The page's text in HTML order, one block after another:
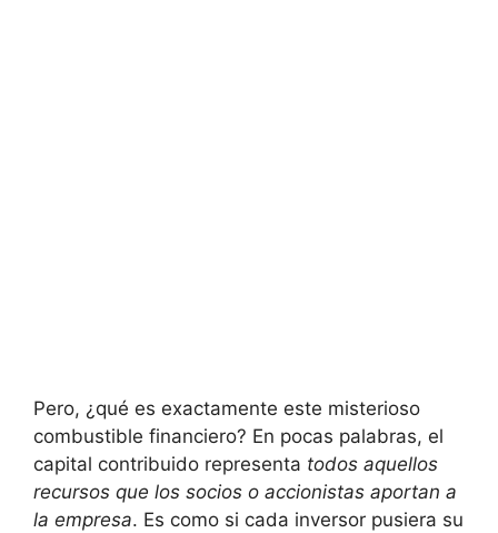
Pero, ¿qué es exactamente este misterioso
combustible financiero? En pocas palabras, el
capital contribuido representa todos aquellos
recursos que los socios o accionistas aportan a
la empresa. Es como si cada inversor pusiera su